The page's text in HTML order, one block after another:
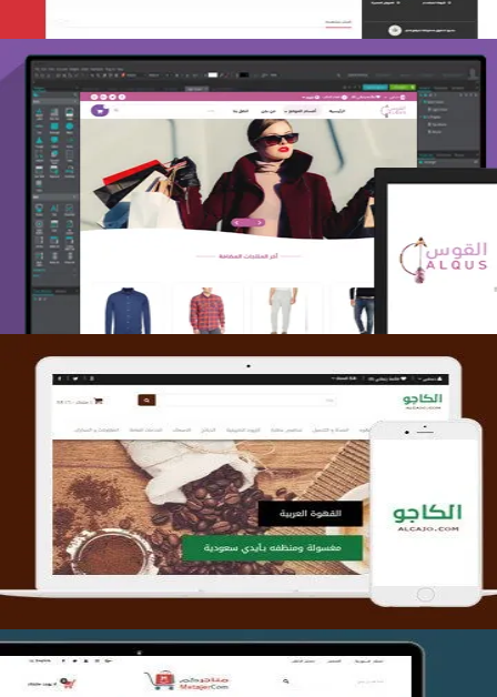
تصميم متجر القوس
التفاصيل
تصميم متجر الكاجو
التفاصيل